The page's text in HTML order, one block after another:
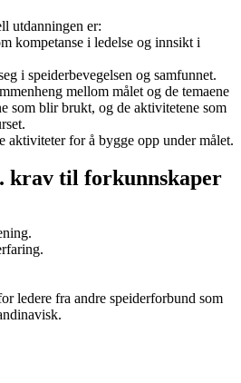
utdanningen er:
kompetanse i ledelse og innsikt i
i speiderbevegelsen og samfunnet.
mellom målet og de temaene
som blir brukt, og de aktivitetene som
aktiviteter for å bygge opp under målet.
krav til forkunnskaper
ledere fra andre speiderforbund som